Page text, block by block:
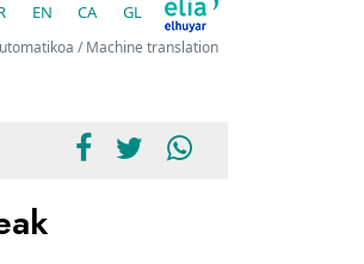
EN CA GL
/ Machine translation